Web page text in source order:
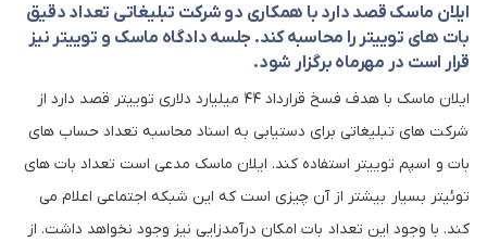
ایلان ماسک قصد دارد با همکاری دو شرکت تبلیغاتی تعداد دقیق
بات های توییتر را محاسبه کند. جلسه دادگاه ماسک و توییتر نیز
قرار است در مهرماه برگزار شود.
ایلان ماسک با هدف فسخ قرارداد ۴۴ میلیارد دلاری توییتر قصد دارد از
شرکت های تبلیغاتی برای دستیابی به اسناد محاسبه تعداد حساب های
بات و اسپم توییتر استفاده کند. ایلان ماسک مدعی است تعداد بات های
توئیتر بسیار بیشتر از آن چیزی است که این شبکه اجتماعی اعلام می
کند. با وجود این تعداد بات امکان درآمدزایی نیز وجود نخواهد داشت. از